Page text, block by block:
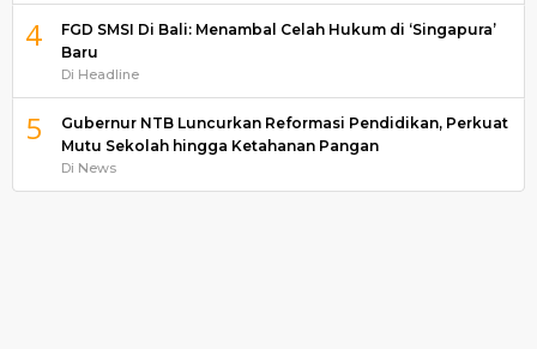
4
FGD SMSI Di Bali: Menambal Celah Hukum di ‘Singapura’
Baru
Di Headline
5
Gubernur NTB Luncurkan Reformasi Pendidikan, Perkuat
Mutu Sekolah hingga Ketahanan Pangan
Di News